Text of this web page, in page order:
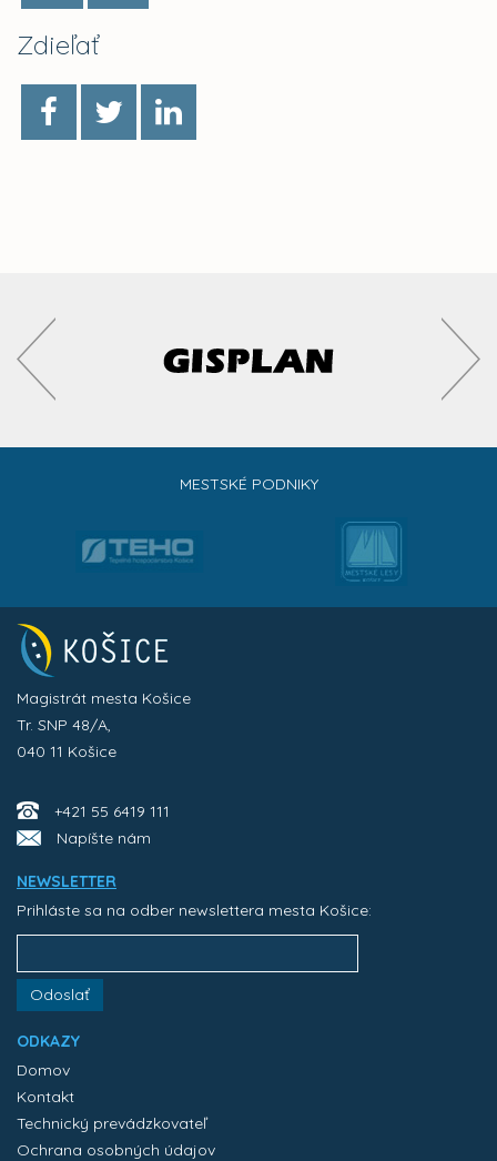
Zdieľať
MESTSKÉ PODNIKY
Magistrát mesta Košice
Tr. SNP 48/A,
040 11 Košice
+421 55 6419 111
Napíšte nám
NEWSLETTER
Prihláste sa na odber newslettera mesta Košice:
Odoslať
ODKAZY
Domov
Kontakt
Technický prevádzkovateľ
Ochrana osobných údajov